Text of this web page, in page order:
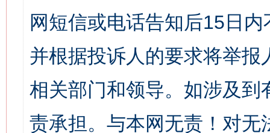
网短信或电话告知后15日
并根据投诉人的要求将举
相关部门和领导。如涉及
责承担。与本网无责！对